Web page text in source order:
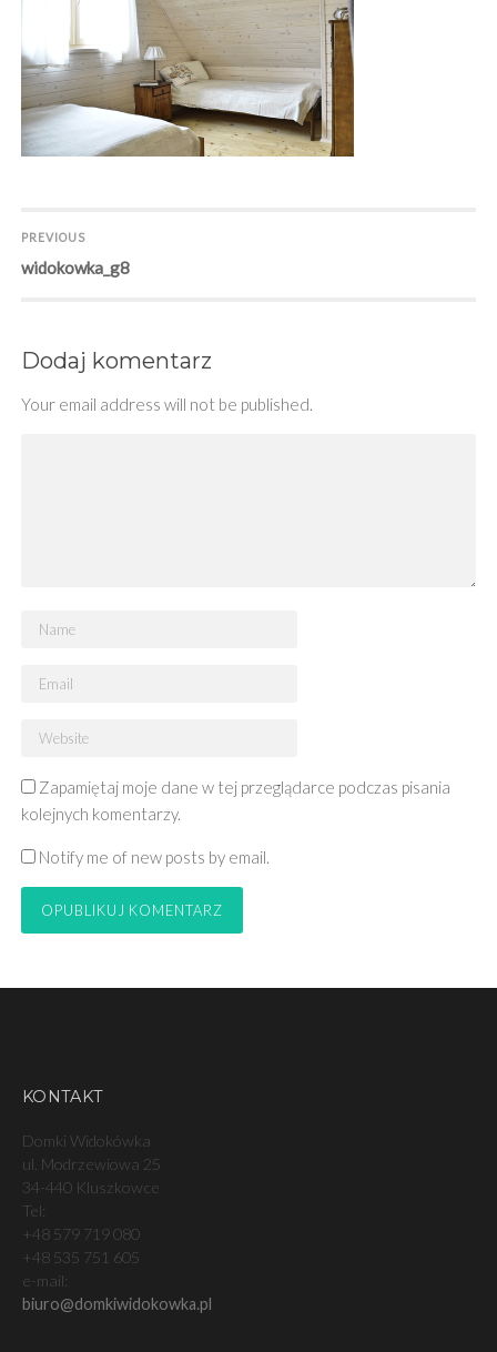
Nawigacja
wpisu
PREVIOUS
Previous
widokowka_g8
Dodaj komentarz
Your email address will not be published.
Zapamiętaj moje dane w tej przeglądarce podczas pisania
kolejnych komentarzy.
Notify me of new posts by email.
KONTAKT
Domki Widokówka
ul. Modrzewiowa 25
34-440 Kluszkowce
Tel:
+48 579 719 080
+48 535 751 605
e-mail:
biuro@domkiwidokowka.pl